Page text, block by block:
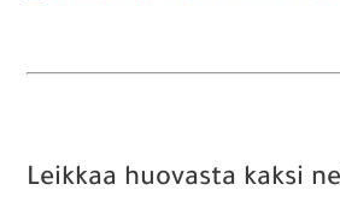
Leikkaa huovasta kaksi